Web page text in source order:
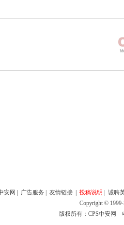
安网 广告服务 友情链接| 投稿说明
诚聘
Copyright © 1999-
版权所有：CPS中安网